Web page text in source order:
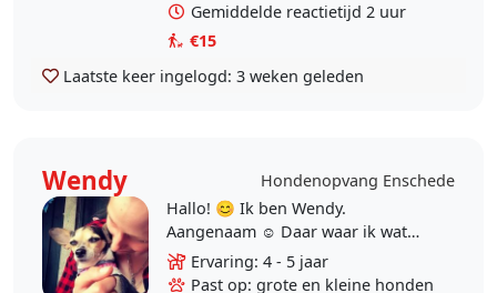
Gemiddelde reactietijd 2 uur
€15
Laatste keer ingelogd: 3 weken geleden
Wendy
Hondenopvang Enschede
Hallo! 😊 Ik ben Wendy.
Aangenaam ☺️ Daar waar ik wat
meer vrije tijd over heb, ben ik ook
wat meer de focus op bepaalde
Ervaring: 4 - 5 jaar
Past op: grote en kleine honden